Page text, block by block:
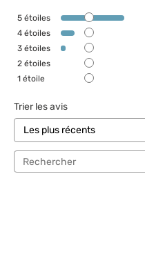
5 étoiles
4 étoiles
3 étoiles
2 étoiles
1 étoile
Trier les avis